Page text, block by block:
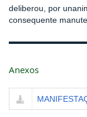
deliberou, por
consequente
Anexos